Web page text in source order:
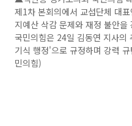
제1차 본회의에서 교섭단체 대
지예산 삭감 문제와 재정 불안
국민의힘은 24일 김동연 지사의
기식 행정'으로 규정하며 강력
민의힘)